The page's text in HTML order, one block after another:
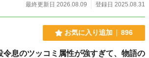
最終更新日 2026.08.09
登録日 2025.08.31
お気に入り追加 896
令息のツッコミ属性が強すぎて、物語の